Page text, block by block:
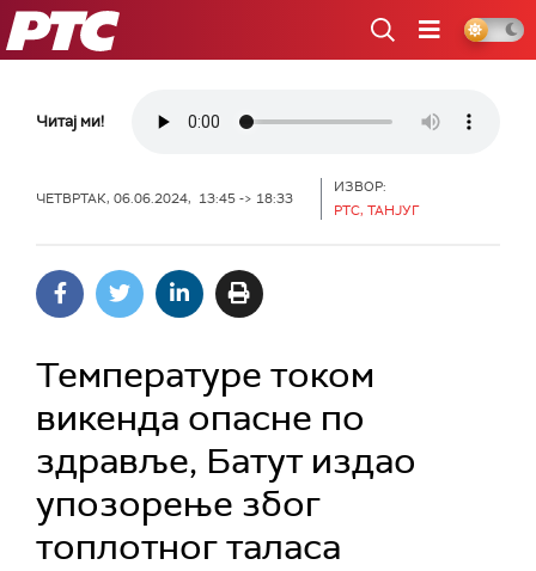
РТС
Читај ми!
ЧЕТВРТАК, 06.06.2024, 13:45 -> 18:33
ИЗВОР:
РТС, ТАНЈУГ
Температуре током
викенда опасне по
здравље, Батут издао
упозорење због
топлотног таласа